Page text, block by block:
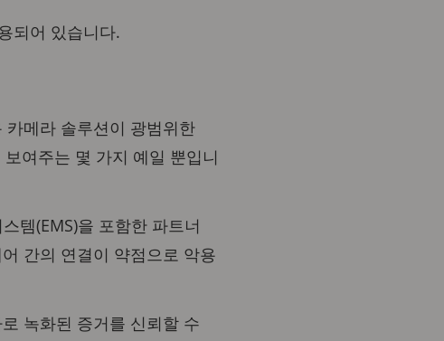
되어 있습니다.
메라 솔루션이 광범위한
여주는 몇 가지 예일 뿐입니
템(EMS)을 포함한 파트너
간의 연결이 약점으로 악용
녹화된 증거를 신뢰할 수